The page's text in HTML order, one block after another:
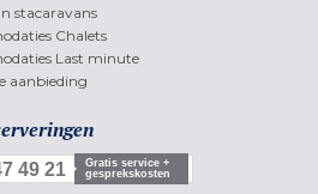
stacaravans
Chalets
Last minute
aanbieding
49 21
Gratis service +
gesprekskosten